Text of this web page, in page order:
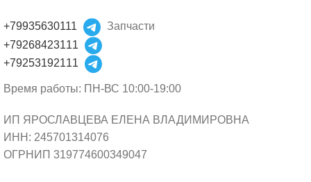
+79935630111
Запчасти
+79268423111
+79253192111
Время работы: ПН-ВС 10:00-19:00
ИП ЯРОСЛАВЦЕВА ЕЛЕНА ВЛАДИМИРОВНА
ИНН: 245701314076
ОГРНИП 319774600349047